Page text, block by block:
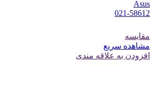
Asus
021-58612
مقایسه
مشاهده سریع
افزودن به علاقه مندی